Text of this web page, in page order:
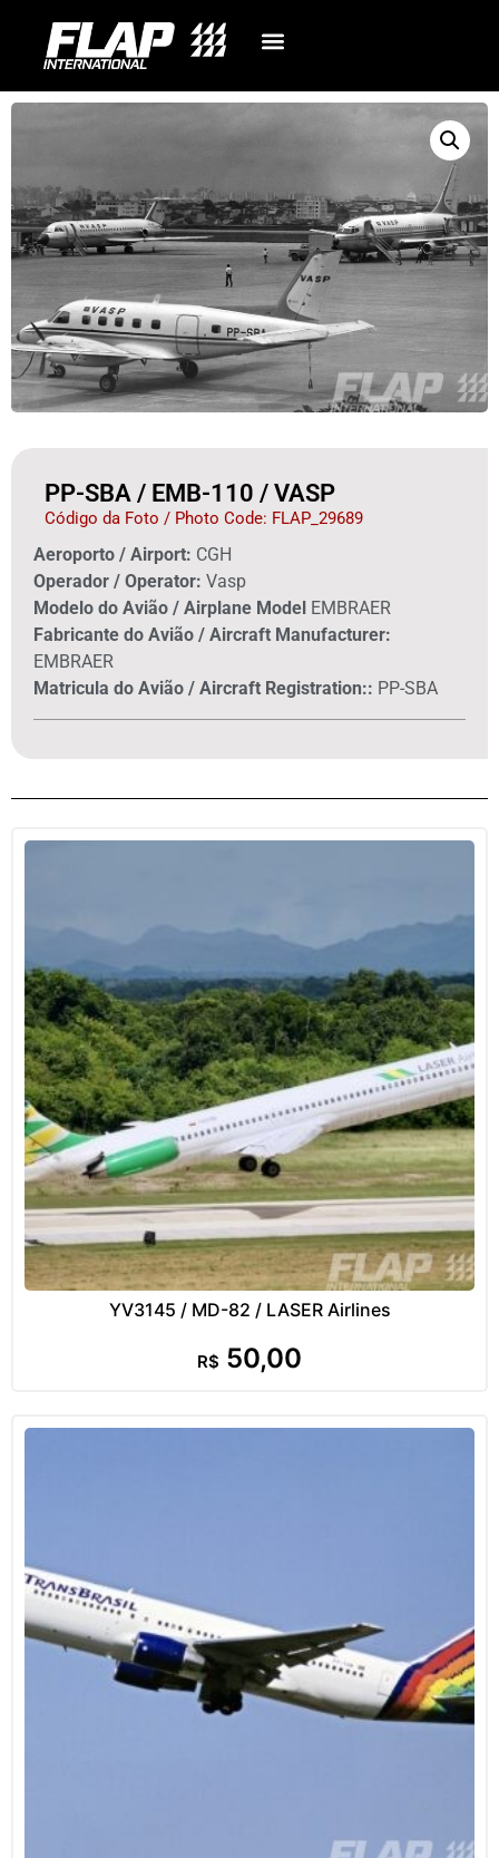
PP-SBA / EMB-110 / VASP
Código da Foto / Photo Code: FLAP_29689
Aeroporto / Airport: CGH
Operador / Operator: Vasp
Modelo do Avião / Airplane Model EMBRAER
Fabricante do Avião / Aircraft Manufacturer:
EMBRAER
Matricula do Avião / Aircraft Registration:: PP-SBA
YV3145 / MD-82 / LASER Airlines
R$ 50,00